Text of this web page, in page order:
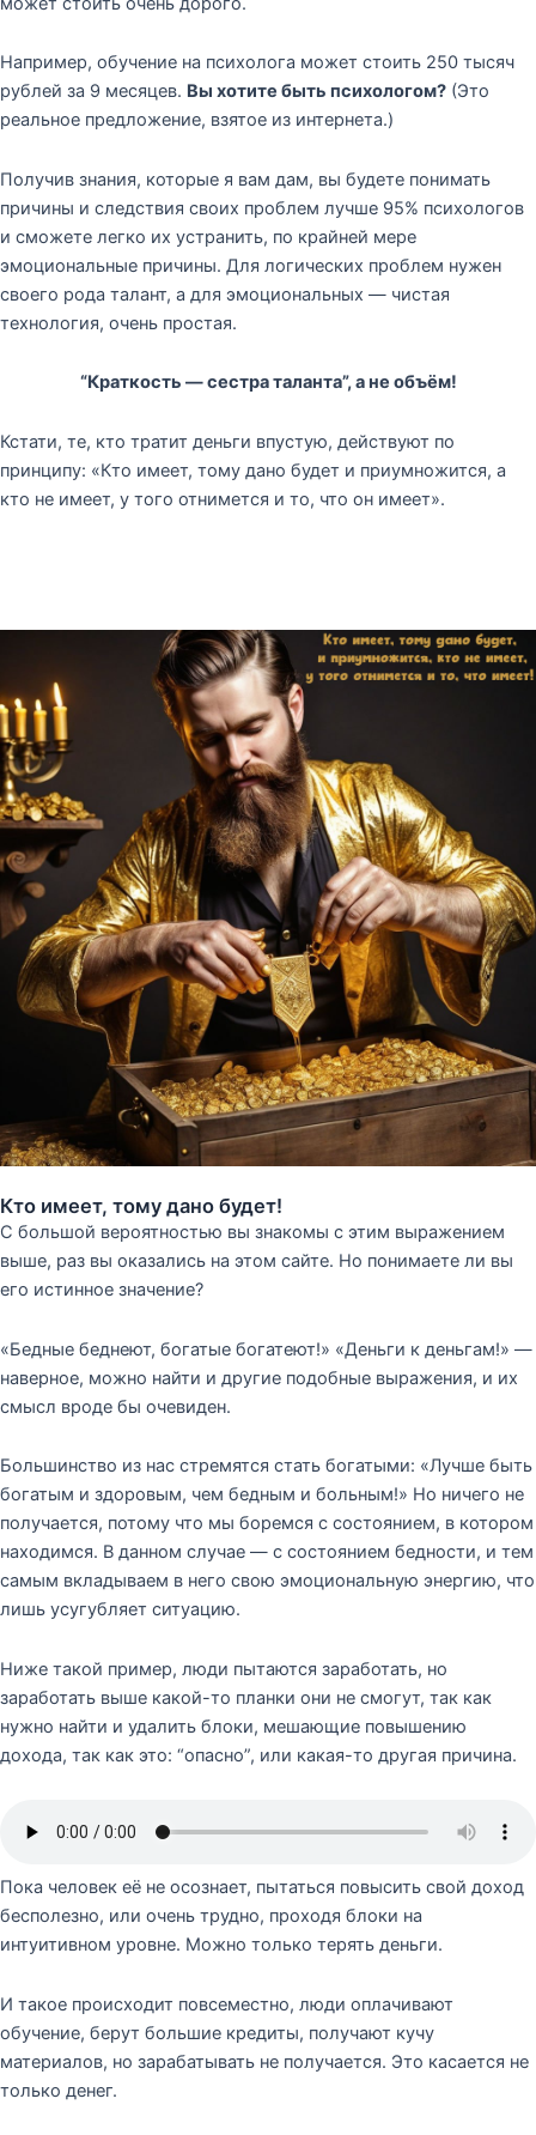
Например, обучение на психолога может стоить 250 тысяч
рублей за 9 месяцев. Вы хотите быть психологом? (Это
реальное предложение, взятое из интернета.)
Получив знания, которые я вам дам, вы будете понимать
причины и следствия своих проблем лучше 95% психологов
и сможете легко их устранить, по крайней мере
эмоциональные причины. Для логических проблем нужен
своего рода талант, а для эмоциональных — чистая
технология, очень простая.
“Краткость — сестра таланта”, а не объём!
Кстати, те, кто тратит деньги впустую, действуют по
принципу: «Кто имеет, тому дано будет и приумножится, а
кто не имеет, у того отнимется и то, что он имеет».
Кто имеет, тому дано будет!
С большой вероятностью вы знакомы с этим выражением
выше, раз вы оказались на этом сайте. Но понимаете ли вы
его истинное значение?
«Бедные беднеют, богатые богатеют!» «Деньги к деньгам!» —
наверное, можно найти и другие подобные выражения, и их
смысл вроде бы очевиден.
Большинство из нас стремятся стать богатыми: «Лучше быть
богатым и здоровым, чем бедным и больным!» Но ничего не
получается, потому что мы боремся с состоянием, в котором
находимся. В данном случае — с состоянием бедности, и тем
самым вкладываем в него свою эмоциональную энергию, что
лишь усугубляет ситуацию.
Ниже такой пример, люди пытаются заработать, но
заработать выше какой-то планки они не смогут, так как
нужно найти и удалить блоки, мешающие повышению
дохода, так как это: “опасно”, или какая-то другая причина.
Пока человек её не осознает, пытаться повысить свой доход
бесполезно, или очень трудно, проходя блоки на
интуитивном уровне. Можно только терять деньги.
И такое происходит повсеместно, люди оплачивают
обучение, берут большие кредиты, получают кучу
материалов, но зарабатывать не получается. Это касается не
только денег.